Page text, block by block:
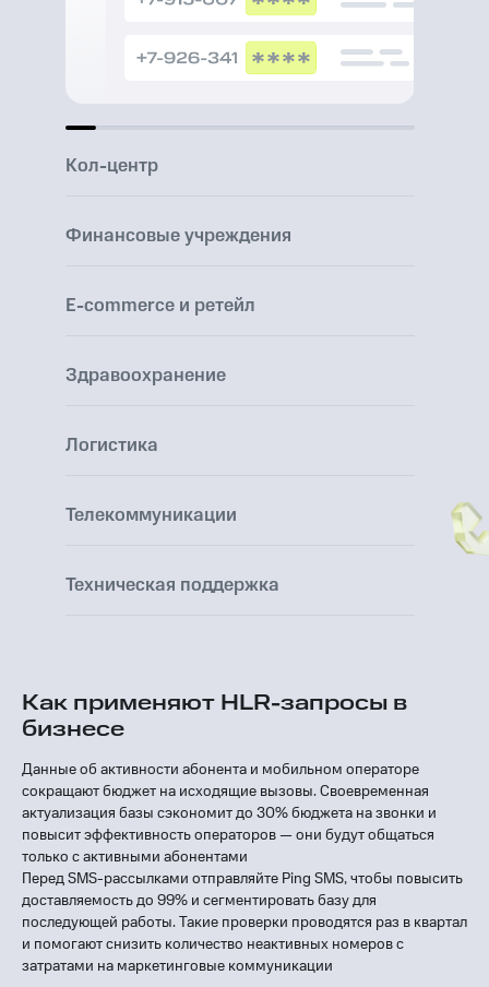
Кол-центр
Финансовые учреждения
E-commerce и ретейл
Здравоохранение
Логистика
Телекоммуникации
Техническая поддержка
Как применяют HLR-запросы в
бизнесе
Данные об активности абонента и мобильном операторе
сокращают бюджет на исходящие вызовы. Своевременная
актуализация базы сэкономит до 30% бюджета на звонки и
повысит эффективность операторов — они будут общаться
только с активными абонентами
Перед SMS-рассылками отправляйте Ping SMS, чтобы повысить
доставляемость до 99% и сегментировать базу для
последующей работы. Такие проверки проводятся раз в квартал
и помогают снизить количество неактивных номеров с
затратами на маркетинговые коммуникации